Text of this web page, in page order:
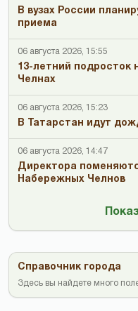
В вузах России
приема
06 августа 2026, 15:55
13-летний подросток
Челнах
06 августа 2026, 15:23
В Татарстан идут
06 августа 2026, 14:47
Директора
Набережных Челнов
Справочник города
Здесь вы найдете много